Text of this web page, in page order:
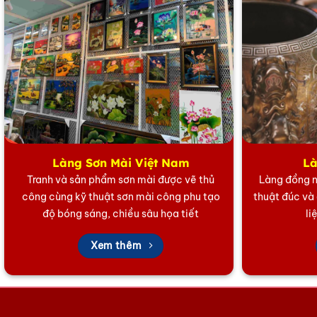
Làng Sơn Mài Việt Nam
Tranh và sản phẩm sơn mài được vẽ thủ
công cùng kỹ thuật sơn mài công phu tạo
độ bóng sáng, chiều sâu họa tiết
Xem thêm
Làng đồng
thuật đúc và